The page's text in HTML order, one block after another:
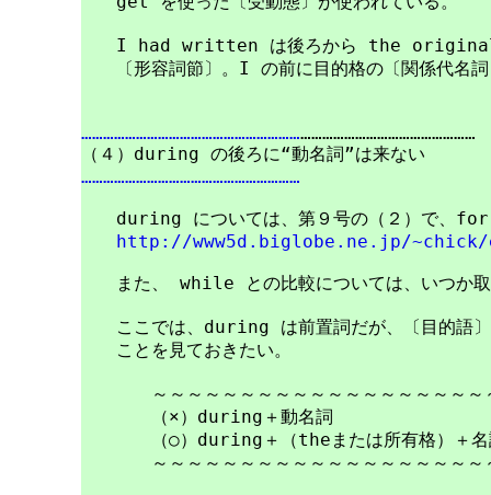
I had written は後ろから the original
〔形容詞節〕。I の前に目的格の〔関係代名詞
………………………………………………………………………………………………
……………………………………………………
during については、第９号の（２）で、
http://www5d.biglobe.ne.jp/~chick/
また、 while との比較については、いつか取
ここでは、during は前置詞だが、〔目的語〕
ことを見ておきたい。
～～～～～～～～～～～～～～～～～～～
（×）during＋動名詞
（○）during＋（theまたは所有格）＋名
～～～～～～～～～～～～～～～～～～～